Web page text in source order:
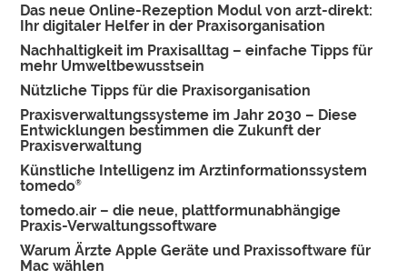
Das neue Online-Rezeption Modul von arzt-direkt:
Ihr digitaler Helfer in der Praxisorganisation
Nachhaltigkeit im Praxisalltag – einfache Tipps für
mehr Umweltbewusstsein
Nützliche Tipps für die Praxisorganisation
Praxisverwaltungssysteme im Jahr 2030 – Diese
Entwicklungen bestimmen die Zukunft der
Praxisverwaltung
Künstliche Intelligenz im Arztinformationssystem
tomedo®
tomedo.air – die neue, plattformunabhängige
Praxis-Verwaltungssoftware
Warum Ärzte Apple Geräte und Praxissoftware für
Mac wählen